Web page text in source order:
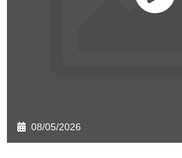
08/05/2026